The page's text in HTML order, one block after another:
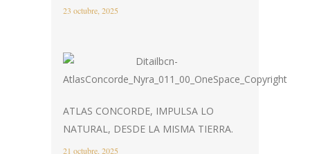
23 octubre, 2025
ATLAS CONCORDE, IMPULSA LO
NATURAL, DESDE LA MISMA TIERRA.
21 octubre, 2025